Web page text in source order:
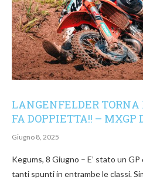
LANGENFELDER
FA DOPPIETTA!! – MXGP
Giugno 8, 2025
Kegums, 8 Giugno – E’ stato un
tanti spunti in entrambe le classi.